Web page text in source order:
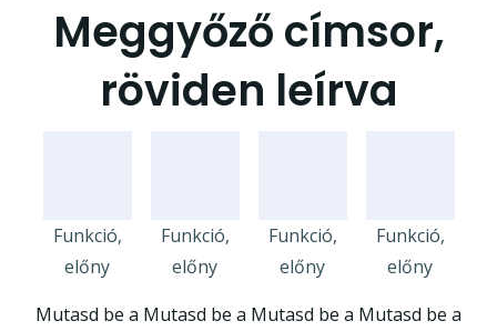
Meggyőző címsor,
röviden leírva
Funkció,
előny
Mutasd be a
Funkció,
előny
Mutasd be a
Funkció,
előny
Mutasd be a
Funkció,
előny
Mutasd be a